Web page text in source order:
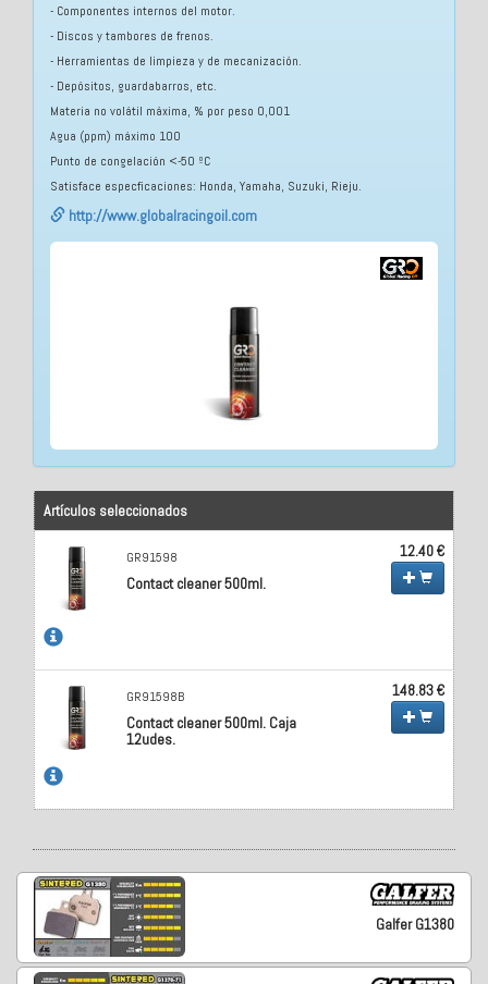
- Componentes internos del motor.
- Discos y tambores de frenos.
- Herramientas de limpieza y de mecanización.
- Depósitos, guardabarros, etc.
Materia no volátil máxima, % por peso 0,001
Agua (ppm) máximo 100
Punto de congelación <-50 ºC
Satisface especficaciones: Honda, Yamaha, Suzuki, Rieju.
http://www.globalracingoil.com
Artículos seleccionados
GR91598
Contact cleaner 500ml.
12.40 €
GR91598B
Contact cleaner 500ml. Caja
12udes.
148.83 €
Galfer G1380